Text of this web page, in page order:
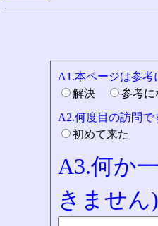
A1.本ページは参
解決
参考
A2.何度目の訪問で
初めて来た
A3.何か
きません)